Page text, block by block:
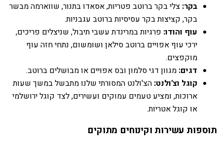
בקר: צלי בקר ברוטב פטריות, אסאדו בתנור, שווארמה מבשר
בקר, קציצות בקר עסיסיות ברוטב עגבניות.
עוף והודו: פרגיות במרינדת עשבי תיבול, שניצלים פריכים,
ירכי עוף אפויים ברוטב סילאן ושומשום, נתחי חזה עוף
מוקפצים.
דגים: מגוון דגי סלמון ובס אפויים או מבושלים ברוטב.
קוגל וצ'ולנט: הצ'ולנט המסורתי שלנו מתבשל במשך שעות
ארוכות, ומציע טעמים עמוקים ועשירים, לצד קוגל ירושלמי
או קוגל אטריות.
תוספות עשירות וקינוחים מתוקים